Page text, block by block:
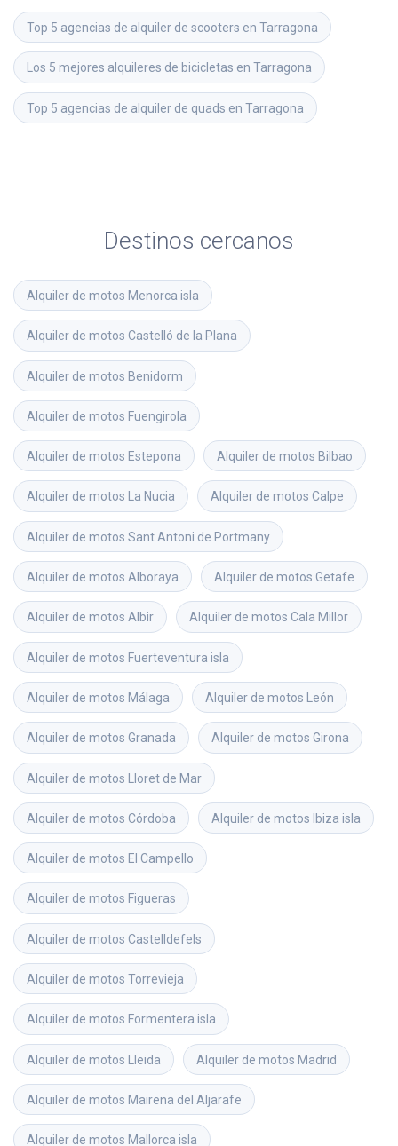
Top 5 agencias de alquiler de scooters en Tarragona
Los 5 mejores alquileres de bicicletas en Tarragona
Top 5 agencias de alquiler de quads en Tarragona
Destinos cercanos
Alquiler de motos Menorca isla
Alquiler de motos Castelló de la Plana
Alquiler de motos Benidorm
Alquiler de motos Fuengirola
Alquiler de motos Estepona Alquiler de motos Bilbao
Alquiler de motos La Nucia Alquiler de motos Calpe
Alquiler de motos Sant Antoni de Portmany
Alquiler de motos Alboraya Alquiler de motos Getafe
Alquiler de motos Albir Alquiler de motos Cala Millor
Alquiler de motos Fuerteventura isla
Alquiler de motos Málaga Alquiler de motos León
Alquiler de motos Granada Alquiler de motos Girona
Alquiler de motos Lloret de Mar
Alquiler de motos Córdoba Alquiler de motos Ibiza isla
Alquiler de motos El Campello
Alquiler de motos Figueras
Alquiler de motos Castelldefels
Alquiler de motos Torrevieja
Alquiler de motos Formentera isla
Alquiler de motos Lleida Alquiler de motos Madrid
Alquiler de motos Mairena del Aljarafe
Alquiler de motos Mallorca isla